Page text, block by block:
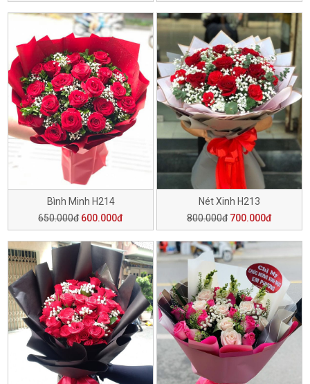
Bình Minh H214
650.000đ 600.000đ
Nét Xinh H213
800.000đ 700.000đ